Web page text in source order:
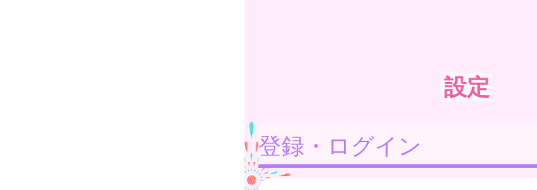
設定
登録・ログイン